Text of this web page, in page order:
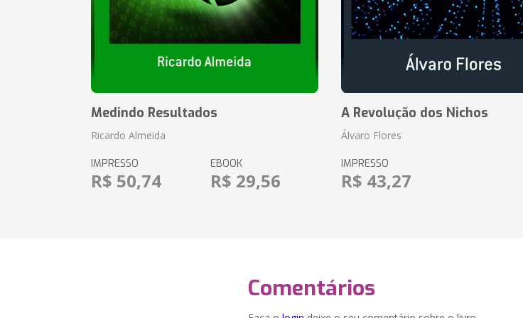
Medindo Resultados
Ricardo Almeida
IMPRESSO
R$ 50,74
EBOOK
R$ 29,56
A Revolução dos Nichos
Álvaro Flores
IMPRESSO
R$ 43,27
Comentários